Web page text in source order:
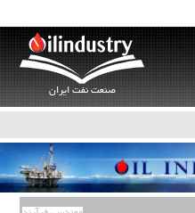
صنعت نفت ایران